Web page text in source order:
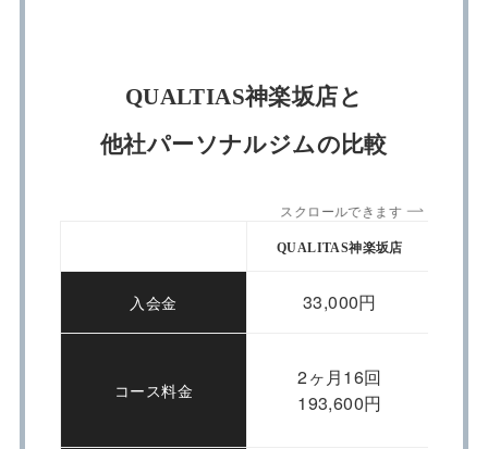
QUALTIAS神楽坂店と
他社パーソナルジムの比較
スクロールできます
QUALITAS神楽坂店
入会金 33,000円
コース料金
2ヶ月16回
193,600円